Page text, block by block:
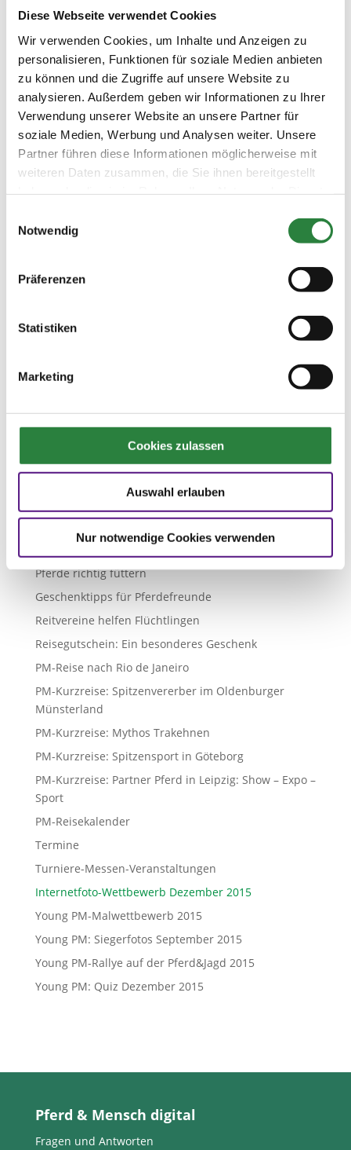
Diese Webseite verwendet Cookies
Wir verwenden Cookies, um Inhalte und Anzeigen zu
personalisieren, Funktionen für soziale Medien anbieten
zu können und die Zugriffe auf unsere Website zu
analysieren. Außerdem geben wir Informationen zu Ihrer
Verwendung unserer Website an unsere Partner für
soziale Medien, Werbung und Analysen weiter. Unsere
Partner führen diese Informationen möglicherweise mit
weiteren Daten zusammen, die Sie ihnen bereitgestellt
Notwendig
Präferenzen
Statistiken
Marketing
Cookies zulassen
Auswahl erlauben
Nur notwendige Cookies verwenden
 Vorheriger Artikel
Ausgabe 11-12/2015
Turniere, Messen, Veranstaltungen
 Nächster Artikel
Ausgabe 11-12/2015
Young PM-Malwettbewerb
PM-Weihnachtsrätsel
Besser Reiten, Teil 3 – Brücke zu den Richtlinien
Initiative Besser Reiten in Verein und Betrieb
Initiative PM-Ponyspaß geht voran
PonyBewegung Spabrücken: 100 Kinder pro Woche
Serie: Wieso, weshalb, warum – wer nicht fragt bleibt
Pferde richtig füttern
Geschenktipps für Pferdefreunde
Reitvereine helfen Flüchtlingen
Reisegutschein: Ein besonderes Geschenk
PM-Reise nach Rio de Janeiro
PM-Kurzreise: Spitzenvererber im Oldenburger
Münsterland
PM-Kurzreise: Mythos Trakehnen
PM-Kurzreise: Spitzensport in Göteborg
PM-Kurzreise: Partner Pferd in Leipzig: Show – Expo –
Sport
PM-Reisekalender
Termine
Turniere-Messen-Veranstaltungen
Internetfoto-Wettbewerb Dezember 2015
Young PM-Malwettbewerb 2015
Young PM: Siegerfotos September 2015
Young PM-Rallye auf der Pferd&Jagd 2015
Young PM: Quiz Dezember 2015
Pferd & Mensch digital
Fragen und Antworten